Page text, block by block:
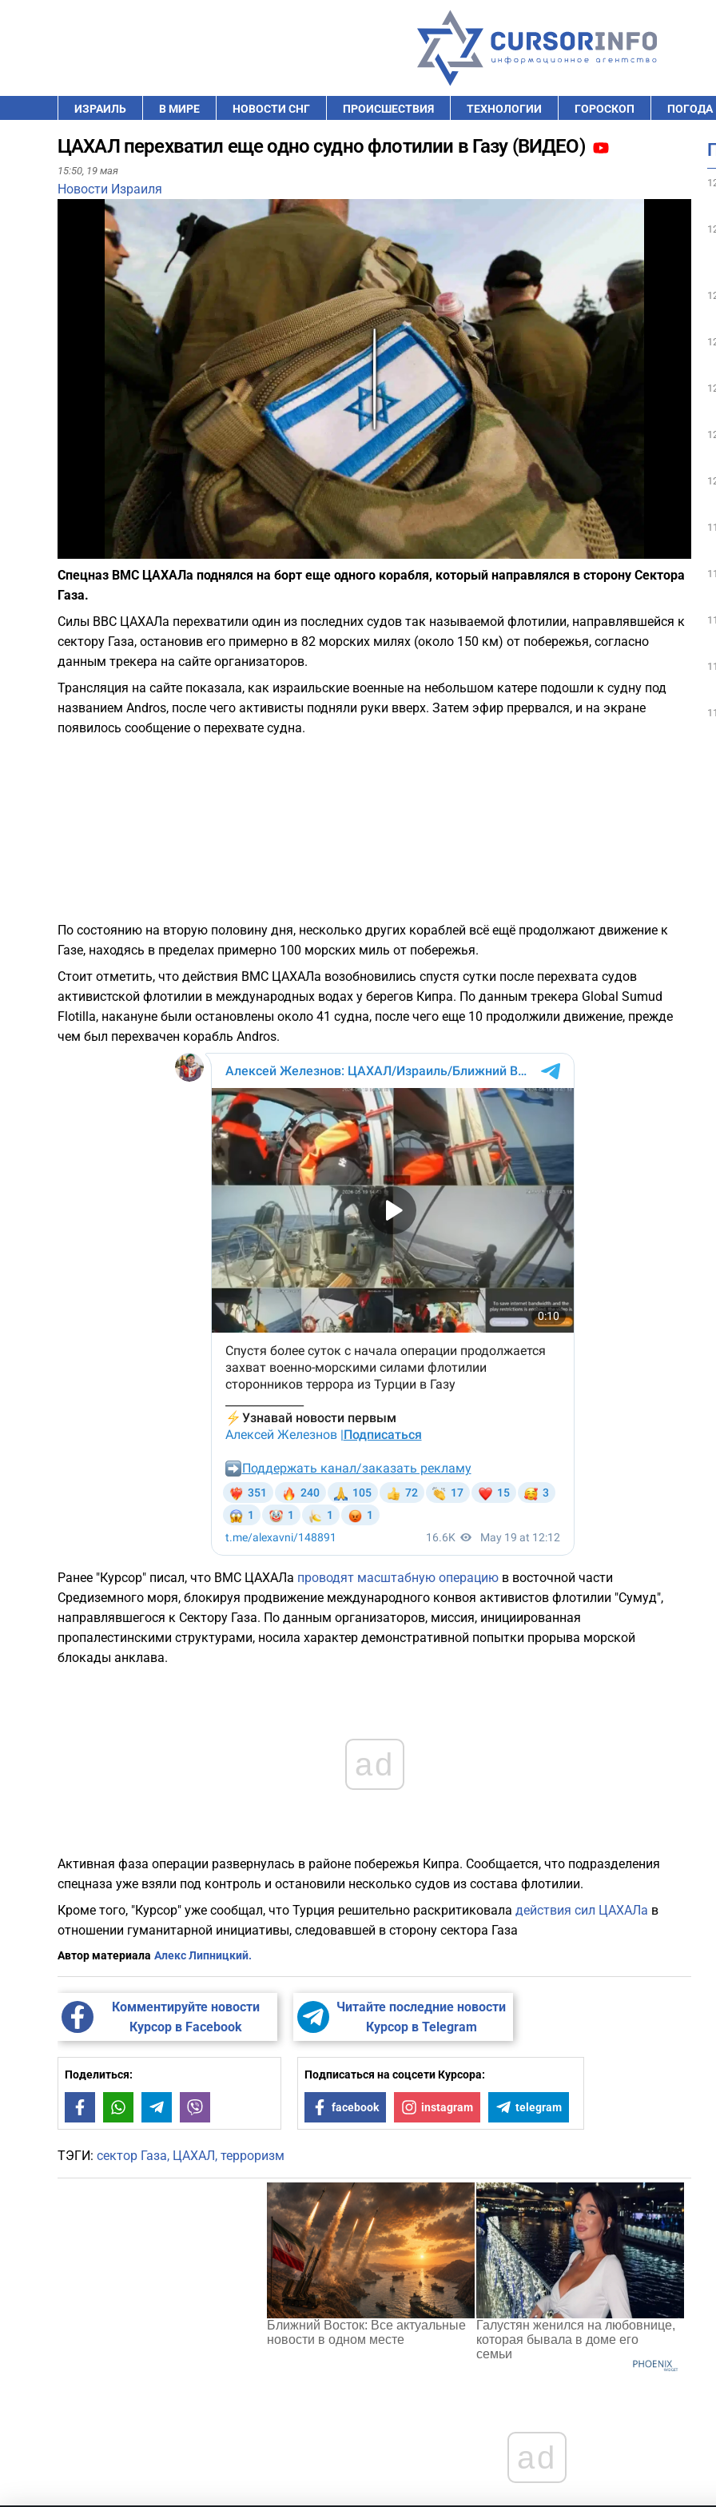
ИЗРАИЛЬ В МИРЕ НОВОСТИ СНГ ПРОИСШЕСТВИЯ ТЕХНОЛОГИИ ГОРОСКОП ПОГОДА
ЦАХАЛ перехватил еще одно судно флотилии в Газу (ВИДЕО)
15:50, 19 мая
Новости Израиля
Play
Фото: depositphotos.com
Спецназ ВМС ЦАХАЛа поднялся на борт еще одного корабля, который направлялся в сторону Сектора
Газа.
Силы ВВС ЦАХАЛа перехватили один из последних судов так называемой флотилии, направлявшейся к
сектору Газа, остановив его примерно в 82 морских милях (около 150 км) от побережья, согласно
данным трекера на сайте организаторов.
Трансляция на сайте показала, как израильские военные на небольшом катере подошли к судну под
названием Andros, после чего активисты подняли руки вверх. Затем эфир прервался, и на экране
появилось сообщение о перехвате судна.
По состоянию на вторую половину дня, несколько других кораблей всё ещё продолжают движение к
Газе, находясь в пределах примерно 100 морских миль от побережья.
Стоит отметить, что действия ВМС ЦАХАЛа возобновились спустя сутки после перехвата судов
активистской флотилии в международных водах у берегов Кипра. По данным трекера Global Sumud
Flotilla, накануне были остановлены около 41 судна, после чего еще 10 продолжили движение, прежде
чем был перехвачен корабль Andros.
Ранее "Курсор" писал, что ВМС ЦАХАЛа проводят масштабную операцию в восточной части
Средиземного моря, блокируя продвижение международного конвоя активистов флотилии "Сумуд",
направлявшегося к Сектору Газа. По данным организаторов, миссия, инициированная
пропалестинскими структурами, носила характер демонстративной попытки прорыва морской
блокады анклава.
ad
Активная фаза операции развернулась в районе побережья Кипра. Сообщается, что подразделения
спецназа уже взяли под контроль и остановили несколько судов из состава флотилии.
Кроме того, "Курсор" уже сообщал, что Турция решительно раскритиковала действия сил ЦАХАЛа в
отношении гуманитарной инициативы, следовавшей в сторону сектора Газа
Автор материала Алекс Липницкий.
Комментируйте новости
Курсор в Facebook
Читайте последние новости
Курсор в Telegram
Поделиться:
FacebookWhatsAppTelegram
Подписаться на соцсети Курсора:
facebook instagram telegram
ТЭГИ: сектор Газа ЦАХАЛ терроризм
Ближний Восток: Все актуальные
новости в одном месте
Галустян женился на любовнице,
которая бывала в доме его
семьи
ad